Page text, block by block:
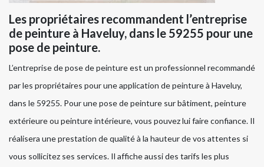
Les propriétaires recommandent l’entreprise
de peinture à Haveluy, dans le 59255 pour une
pose de peinture.
L’entreprise de pose de peinture est un professionnel recommandé
par les propriétaires pour une application de peinture à Haveluy,
dans le 59255. Pour une pose de peinture sur bâtiment, peinture
extérieure ou peinture intérieure, vous pouvez lui faire confiance. Il
réalisera une prestation de qualité à la hauteur de vos attentes si
vous sollicitez ses services. Il affiche aussi des tarifs les plus